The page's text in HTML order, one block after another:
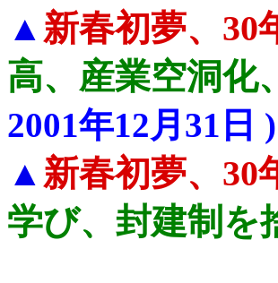
▲ 新春初夢、30
高、産業空洞化
2001年12月31日 )
▲ 新春初夢、30
学び、封建制を